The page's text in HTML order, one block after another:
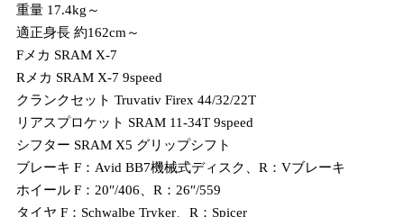
重量 17.4kg～
適正身長 約162cm～
Fメカ SRAM X-7
Rメカ SRAM X-7 9speed
クランクセット Truvativ Firex 44/32/22T
リアスプロケット SRAM 11-34T 9speed
シフター SRAM X5 グリップシフト
ブレーキ F：Avid BB7機械式ディスク、R：Vブレーキ
ホイール F：20″/406、R：26″/559
タイヤ F：Schwalbe Tryker、R：Spicer